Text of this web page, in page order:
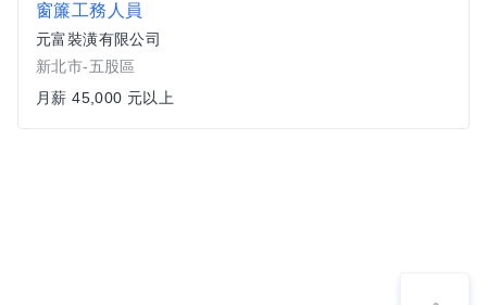
窗簾工務人員
元富裝潢有限公司
新北市-五股區
月薪 45,000 元以上